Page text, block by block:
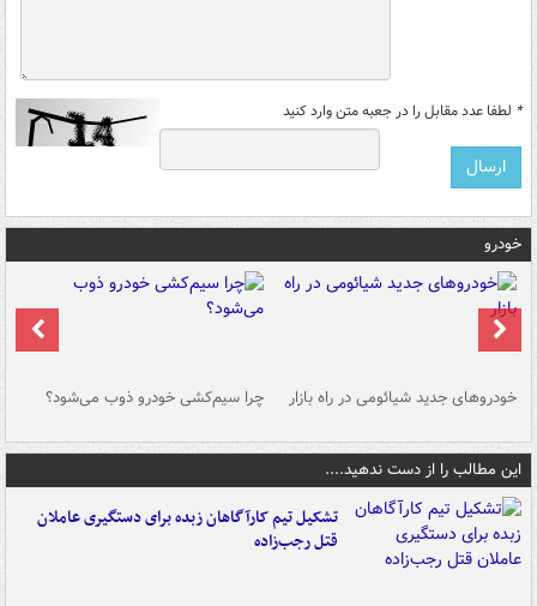
* لطفا عدد مقابل را در جعبه متن وارد کنید
خودرو
خودروهای جدید شیائومی در راه بازار چرا سیم‌کشی خودرو ذوب می‌شود؟
این مطالب را از دست ندهید....
تشکیل تیم کارآگاهان زبده برای دستگیری عاملان
قتل رجب‌زاده